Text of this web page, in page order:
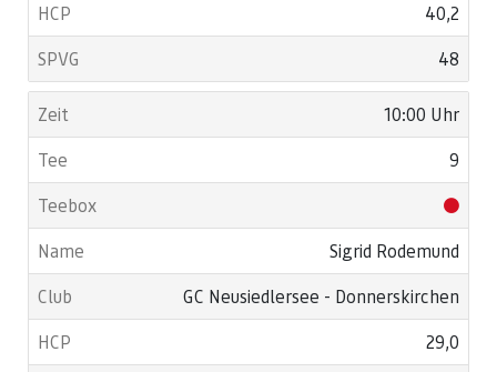
40,2
48
10:00 Uhr
9
Sigrid Rodemund
GC Neusiedlersee - Donnerskirchen
29,0